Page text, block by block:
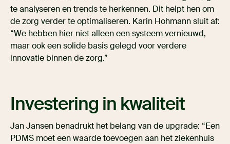
te analyseren en trends te herkennen. Dit helpt hen om
de zorg verder te optimaliseren. Karin Hohmann sluit af:
“We hebben hier niet alleen een systeem vernieuwd,
maar ook een solide basis gelegd voor verdere
innovatie binnen de zorg.”
Investering in kwaliteit
Jan Jansen benadrukt het belang van de upgrade: “Een
PDMS moet een waarde toevoegen aan het ziekenhuis